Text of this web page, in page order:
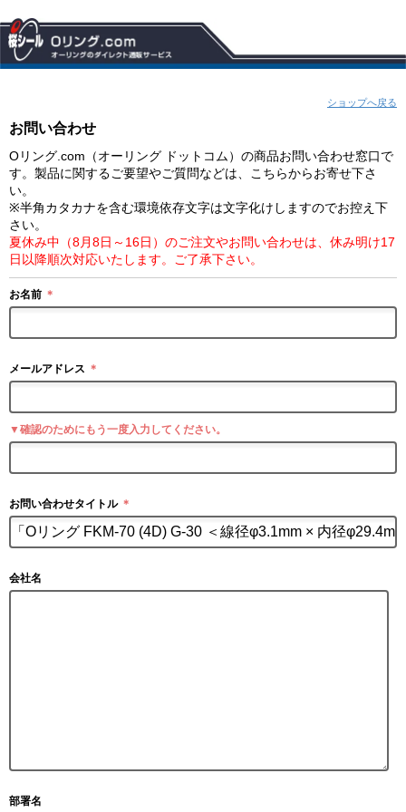
ショップへ戻る
お問い合わせ
Oリング.com（オーリング ドットコム）の商品お問い合わせ窓口で
す。製品に関するご要望やご質問などは、こちらからお寄せ下さ
い。
※半角カタカナを含む環境依存文字は文字化けしますのでお控え下
さい。
夏休み中（8月8日～16日）のご注文やお問い合わせは、休み明け17
日以降順次対応いたします。ご了承下さい。
お名前 ＊
メールアドレス ＊
▼確認のためにもう一度入力してください。
お問い合わせタイトル ＊
会社名
部署名